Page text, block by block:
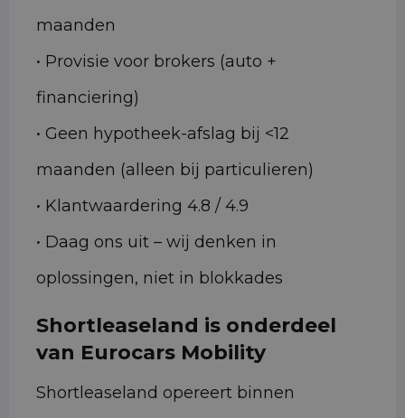
maanden
• Provisie voor brokers (auto +
financiering)
• Geen hypotheek-afslag bij <12
maanden (alleen bij particulieren)
• Klantwaardering 4.8 / 4.9
• Daag ons uit – wij denken in
oplossingen, niet in blokkades
Shortleaseland is onderdeel
van Eurocars Mobility
Shortleaseland opereert binnen